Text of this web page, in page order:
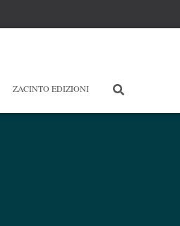
ZACINTO EDIZIONI